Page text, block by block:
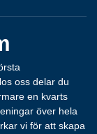
oss delar du
en kvarts
över hela
vi för att skapa